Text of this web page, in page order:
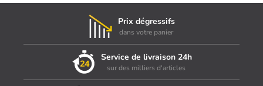
Prix dégressifs
dans votre panier
Service de livraison 24h
sur des milliers d'articles